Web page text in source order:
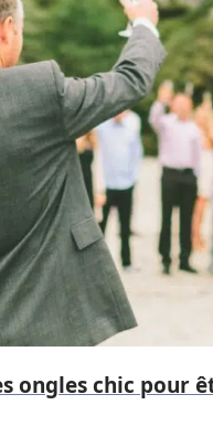
ongles chic pour